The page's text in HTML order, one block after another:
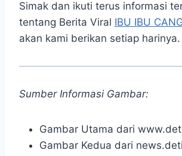
Simak dan ikuti terus informasi
tentang Berita Viral IBU IBU
akan kami berikan setiap harinya.
Sumber Informasi Gambar:
Gambar Utama dari
Gambar Kedua dari